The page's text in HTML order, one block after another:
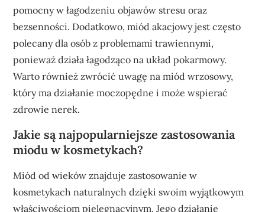
pomocny w łagodzeniu objawów stresu oraz
bezsenności. Dodatkowo, miód akacjowy jest często
polecany dla osób z problemami trawiennymi,
ponieważ działa łagodząco na układ pokarmowy.
Warto również zwrócić uwagę na miód wrzosowy,
który ma działanie moczopędne i może wspierać
zdrowie nerek.
Jakie są najpopularniejsze zastosowania
miodu w kosmetykach?
Miód od wieków znajduje zastosowanie w
kosmetykach naturalnych dzięki swoim wyjątkowym
właściwościom pielęgnacyjnym. Jego działanie